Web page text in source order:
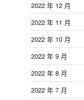
2022 年 12 月
2022 年 11 月
2022 年 10 月
2022 年 9 月
2022 年 8 月
2022 年 7 月